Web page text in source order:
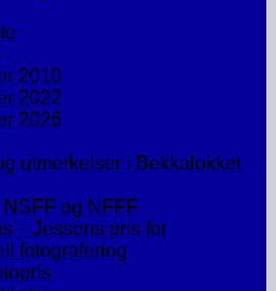
2010
2022
2026
utmerkelser i Bekkalokket
og NFFF
– Jessens pris for
fotografering